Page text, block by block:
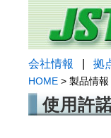
会社情報 拠
HOME > 製品情報
使用許